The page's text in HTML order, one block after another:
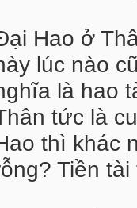
Hao ở
lúc nào
là hao
tức là
thì khác
Tiền